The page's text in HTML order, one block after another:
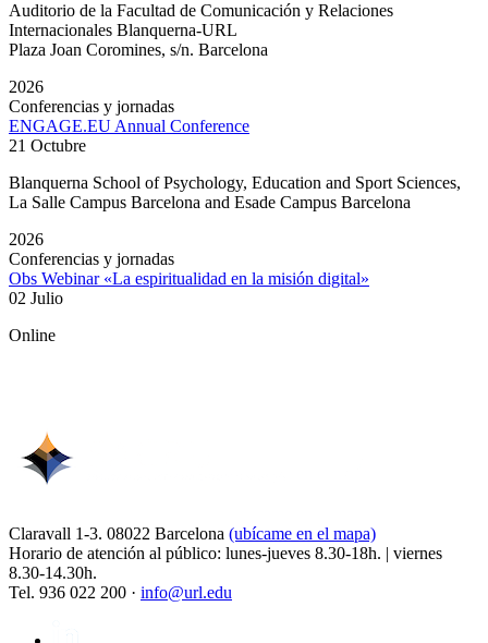
Auditorio de la Facultad de Comunicación y Relaciones
Internacionales Blanquerna-URL
Plaza Joan Coromines, s/n. Barcelona
2026
Conferencias y jornadas
ENGAGE.EU Annual Conference
21 Octubre
Blanquerna School of Psychology, Education and Sport Sciences,
La Salle Campus Barcelona and Esade Campus Barcelona
2026
Conferencias y jornadas
Obs Webinar «La espiritualidad en la misión digital»
02 Julio
Online
Claravall 1-3. 08022 Barcelona (ubícame en el mapa)
Horario de atención al público: lunes-jueves 8.30-18h. | viernes
8.30-14.30h.
Tel. 936 022 200 · info@url.edu